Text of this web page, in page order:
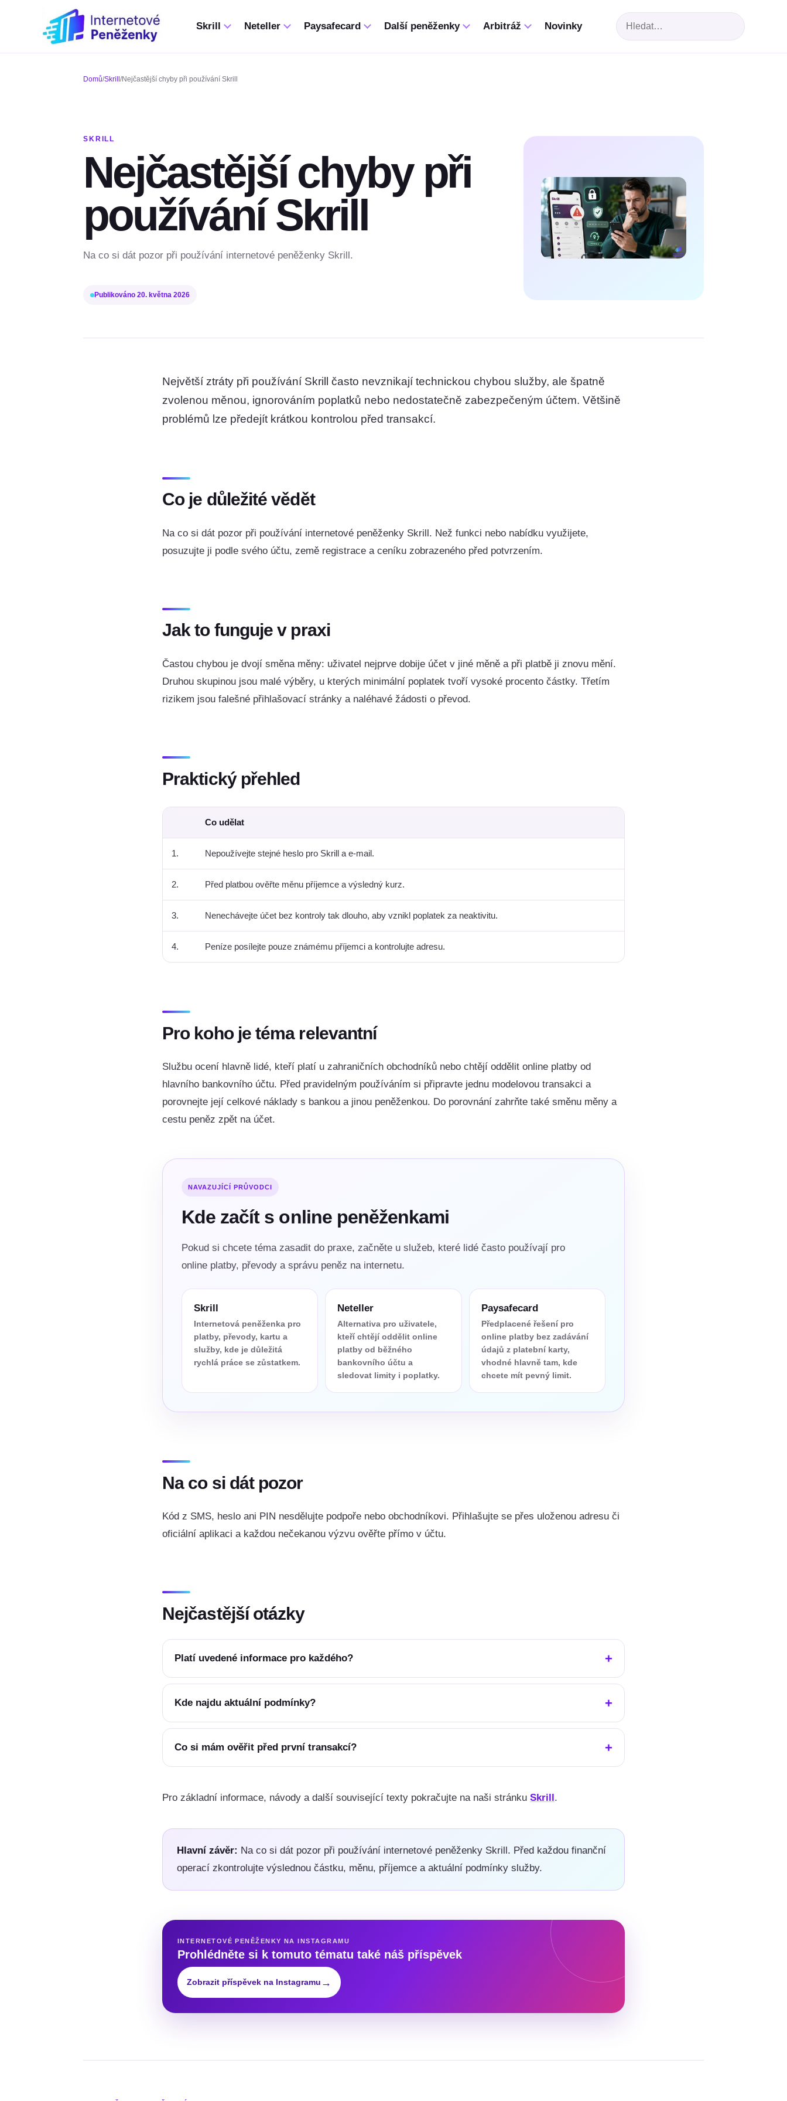
Skrill Neteller Paysafecard Další peněženky Arbitráž Novinky
Hledat
Domů/Skrill /Nejčastější chyby při používání Skrill
SKRILL
Nejčastější chyby při
používání Skrill
Na co si dát pozor při používání internetové peněženky Skrill.
Publikováno 20. května 2026
Největší ztráty při používání Skrill často nevznikají technickou chybou služby, ale špatně
zvolenou měnou, ignorováním poplatků nebo nedostatečně zabezpečeným účtem. Většině
problémů lze předejít krátkou kontrolou před transakcí.
Co je důležité vědět
Na co si dát pozor při používání internetové peněženky Skrill. Než funkci nebo nabídku využijete,
posuzujte ji podle svého účtu, země registrace a ceníku zobrazeného před potvrzením.
Jak to funguje v praxi
Častou chybou je dvojí směna měny: uživatel nejprve dobije účet v jiné měně a při platbě ji znovu mění.
Druhou skupinou jsou malé výběry, u kterých minimální poplatek tvoří vysoké procento částky. Třetím
rizikem jsou falešné přihlašovací stránky a naléhavé žádosti o převod.
Praktický přehled
Co udělat
1. Nepoužívejte stejné heslo pro Skrill a e-mail.
2. Před platbou ověřte měnu příjemce a výsledný kurz.
3. Nenechávejte účet bez kontroly tak dlouho, aby vznikl poplatek za neaktivitu.
4. Peníze posílejte pouze známému příjemci a kontrolujte adresu.
Pro koho je téma relevantní
Službu ocení hlavně lidé, kteří platí u zahraničních obchodníků nebo chtějí oddělit online platby od
hlavního bankovního účtu. Před pravidelným používáním si připravte jednu modelovou transakci a
porovnejte její celkové náklady s bankou a jinou peněženkou. Do porovnání zahrňte také směnu měny a
cestu peněz zpět na účet.
NAVAZUJÍCÍ PRŮVODCI
Kde začít s online peněženkami
Pokud si chcete téma zasadit do praxe, začněte u služeb, které lidé často používají pro
online platby, převody a správu peněz na internetu.
Skrill
Internetová peněženka pro
platby, převody, kartu a
služby, kde je důležitá
rychlá práce se zůstatkem.
Neteller
Alternativa pro uživatele,
kteří chtějí oddělit online
platby od běžného
bankovního účtu a
sledovat limity i poplatky.
Paysafecard
Předplacené řešení pro
online platby bez zadávání
údajů z platební karty,
vhodné hlavně tam, kde
chcete mít pevný limit.
Na co si dát pozor
Kód z SMS, heslo ani PIN nesdělujte podpoře nebo obchodníkovi. Přihlašujte se přes uloženou adresu či
oficiální aplikaci a každou nečekanou výzvu ověřte přímo v účtu.
Nejčastější otázky
Platí uvedené informace pro každého?
Kde najdu aktuální podmínky?
Co si mám ověřit před první transakcí?
Pro základní informace, návody a další související texty pokračujte na naši stránku Skrill.
Hlavní závěr: Na co si dát pozor při používání internetové peněženky Skrill. Před každou finanční
operací zkontrolujte výslednou částku, měnu, příjemce a aktuální podmínky služby.
INTERNETOVÉ PENĚŽENKY NA INSTAGRAMU
Prohlédněte si k tomuto tématu také náš příspěvek
Zobrazit příspěvek na Instagramu →